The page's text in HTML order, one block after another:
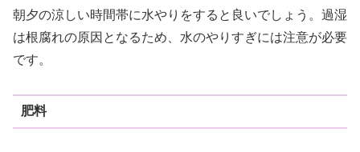
朝夕の涼しい時間帯に水やりをすると良いでしょう。過湿
は根腐れの原因となるため、水のやりすぎには注意が必要
です。
肥料